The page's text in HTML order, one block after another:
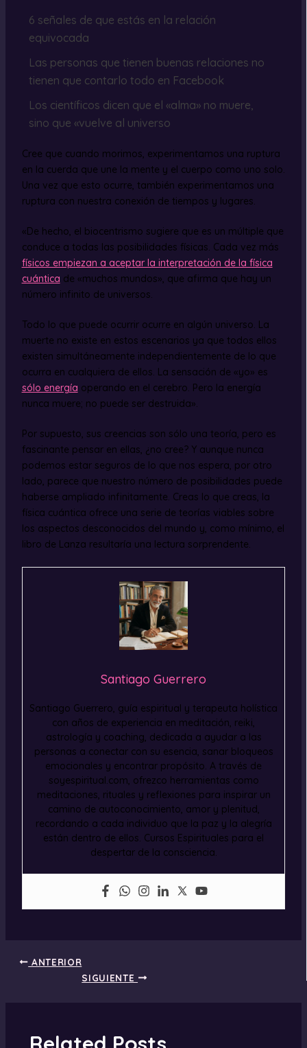
6 señales de que estás en la relación
equivocada
Las personas que tienen buenas relaciones no
tienen que contarlo todo en Facebook
Los científicos dicen que el «alma» no muere,
sino que «vuelve al universo
Cree que cuando morimos, experimentamos una ruptura
en la cuerda que une la mente y el cuerpo como uno solo.
Una vez que esto ocurre, también experimentamos una
ruptura con nuestra conexión de tiempos y lugares.
«De hecho, el biocentrismo sugiere que es un múltiple que
conduce a todas las posibilidades físicas. Cada vez más
físicos empiezan a aceptar la interpretación de la física
cuántica de «muchos mundos», que afirma que hay un
número infinito de universos.
Todo lo que puede ocurrir ocurre en algún universo. La
muerte no existe en estos escenarios ya que todos ellos
existen simultáneamente independientemente de lo que
ocurra en cualquiera de ellos. La sensación de «yo» es
sólo energía operando en el cerebro. Pero la energía
nunca muere; no puede ser destruida».
Por supuesto, sus creencias son sólo una teoría, pero es
fascinante pensar en ellas, ¿no cree? Y aunque nunca
podemos estar seguros de lo que nos espera, por otro
lado, parece que nuestro número de posibilidades puede
haberse ampliado infinitamente. Creas lo que creas, la
física cuántica ofrece una serie de teorías viables sobre
los aspectos desconocidos del mundo y, como mínimo, el
libro de Lanza resultaría una lectura sorprendente.
Santiago Guerrero
Santiago Guerrero, guía espiritual y terapeuta holística
con años de experiencia en meditación, reiki,
astrología y coaching, dedicada a ayudar a las
personas a conectar con su esencia, sanar bloqueos
emocionales y encontrar propósito. A través de
soyespiritual.com, ofrezco herramientas como
meditaciones, rituales y reflexiones para inspirar un
camino de autoconocimiento, amor y plenitud,
recordando a cada individuo que la paz y la alegría
están dentro de ellos. Cursos Espirituales para el
despertar de la consciencia.
ANTERIOR
SIGUIENTE